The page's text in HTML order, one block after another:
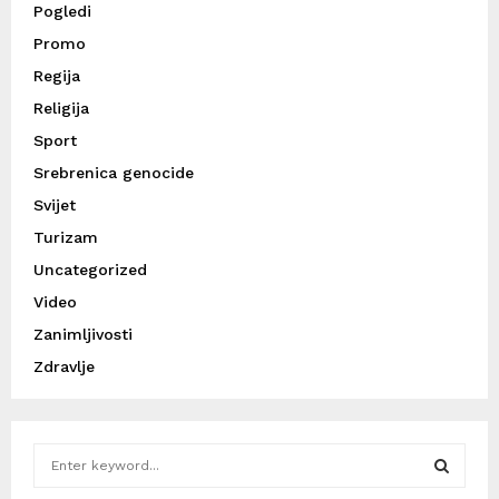
Pogledi
Promo
Regija
Religija
Sport
Srebrenica genocide
Svijet
Turizam
Uncategorized
Video
Zanimljivosti
Zdravlje